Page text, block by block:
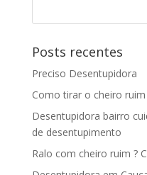
Posts recentes
Preciso Desentupidora
Como tirar o cheiro
Desentupidora bairro
de desentupimento
Ralo com cheiro ruim ?